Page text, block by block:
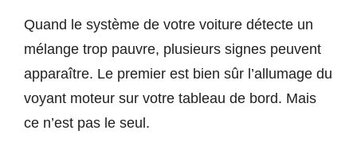
Quand le système de votre voiture détecte un
mélange trop pauvre, plusieurs signes peuvent
apparaître. Le premier est bien sûr l’allumage du
voyant moteur sur votre tableau de bord. Mais
ce n’est pas le seul.